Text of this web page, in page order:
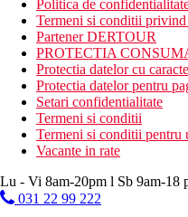
jacuzzi
schimb valutar
sala de conferinte
biblioteca
salon de
spalatorie
magazin de cadouri
centrul de wellness
receptie deschisa
camera de bagaje
aer conditionat
parcare
Politica de
Termeni si conditii
Partener DERTOUR
PROTECTIA
Protectia datelor cu
Protectia datelor pentru
Setari confidentialitate
Termeni si conditii
Termeni si conditii pentru
Vacante in rate
Lu - Vi 8am-20pm l Sb 9am-18
031 22 99 222